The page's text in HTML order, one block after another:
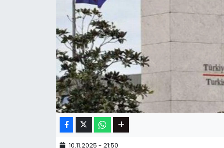
10.11.2025 - 21:50